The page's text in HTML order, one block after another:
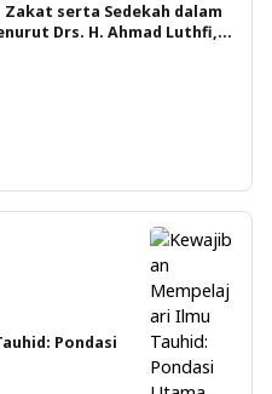
Zakat serta Sedekah dalam
Drs. H. Ahmad Luthfi,
Pondasi